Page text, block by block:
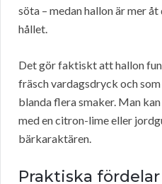
söta – medan hallon är mer
hållet.
Det gör faktiskt att hallon
fräsch vardagsdryck och
blanda flera smaker. Man
med en citron-lime eller
bärkaraktären.
Praktiska